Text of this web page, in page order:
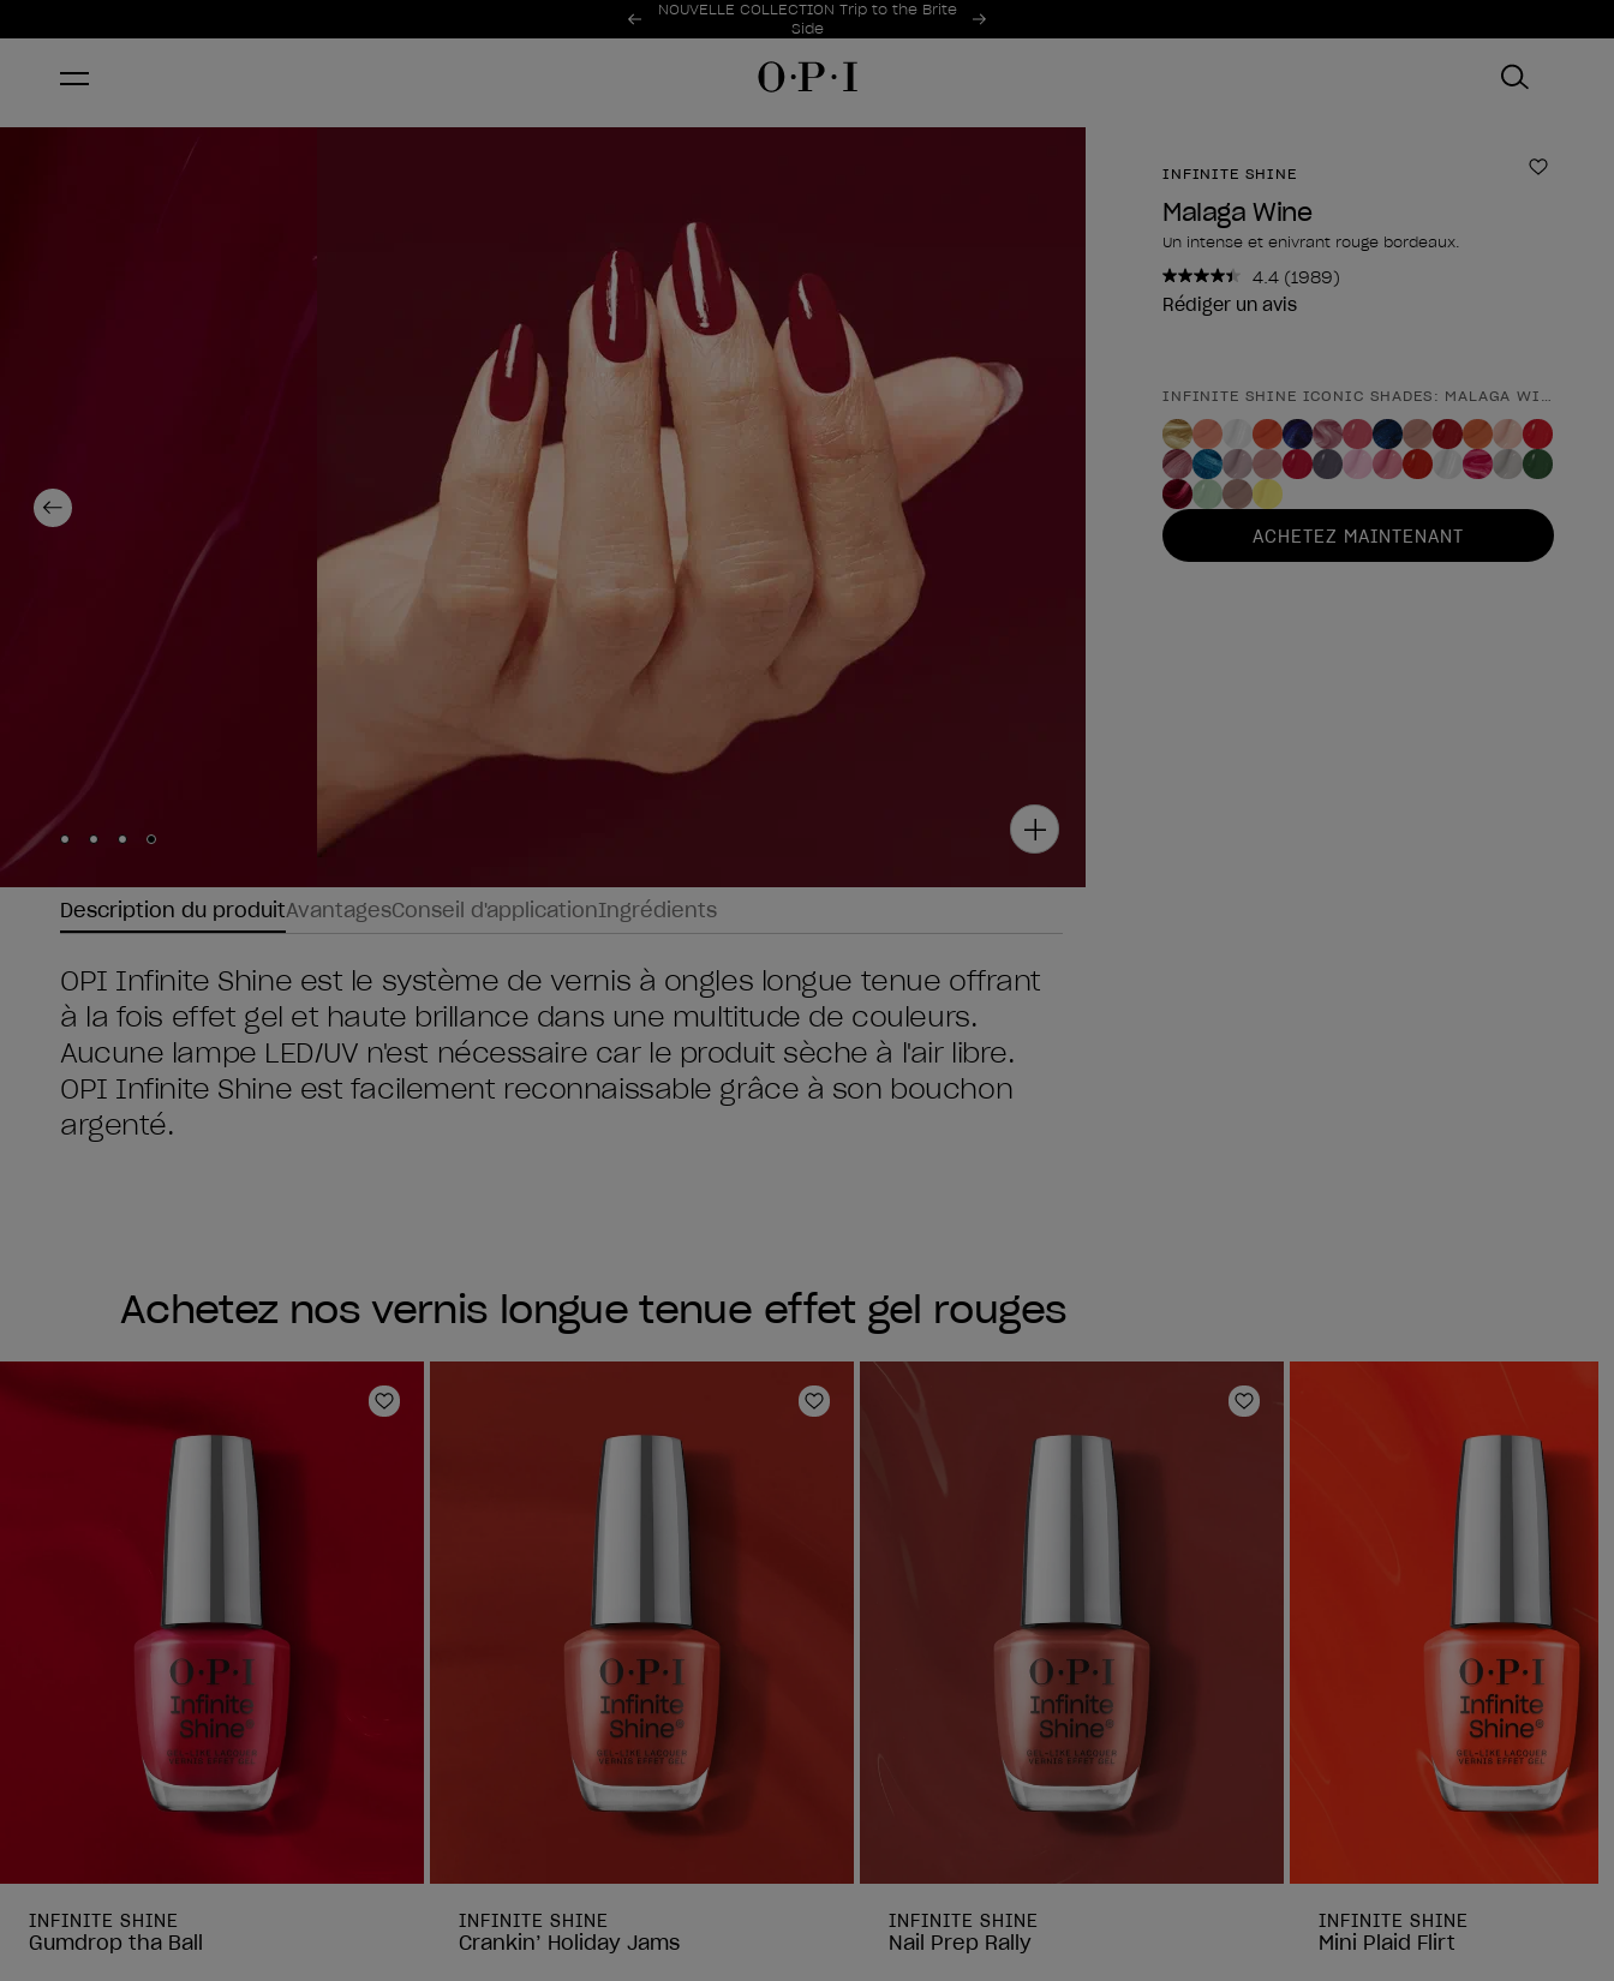
Offres promotionnelles
NOUVELLE COLLECTION Trip to the Brite
Side
Item 1 of 2
MALAGA WINE
Previous
Skip to slide
Skip to slide
Skip to slide
Skip to slide
INFINITE SHINE
Malaga Wine
Un intense et enivrant rouge bordeaux.
4.4 Lire
1989
même
page.
(1989)
Rédiger un avis
Forme du produit
INFINITE SHINE ICONIC SHADES: MALAGA WINE
ACHETEZ MAINTENANT
Description du produitAvantagesConseil d'applicationIngrédients
OPI Infinite Shine est le système de vernis à ongles longue tenue offrant
à la fois effet gel et haute brillance dans une multitude de couleurs.
Aucune lampe LED/UV n'est nécessaire car le produit sèche à l'air libre.
OPI Infinite Shine est facilement reconnaissable grâce à son bouchon
argenté.
Achetez nos vernis longue tenue effet gel rouges
Ajouter aux favoris
INFINITE SHINE
Gumdrop tha Ball
Ajouter aux favoris
INFINITE SHINE
Crankin’ Holiday Jams
Ajouter aux favoris
INFINITE SHINE
Nail Prep Rally
INFINITE SHINE
Mini Plaid Flirt